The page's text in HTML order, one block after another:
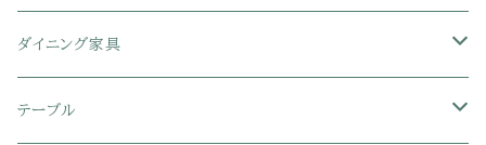
クッションソファ
革・レザー・合皮ソファ
衣装ケース・壁面収納・ワードローブ
キャビネット・サイドボード
伸縮テレビ台
テレビスタンド
キッチンカウンター
キッチンラック・冷蔵庫ラック
シングル
セミシングル
シングル
パネルベッド
セミシングル
すのこベッド
敷き布団
布団セット
ラグ・カーペット
玄関マット
ダイニング家具
ダイニングテーブル
テーブル